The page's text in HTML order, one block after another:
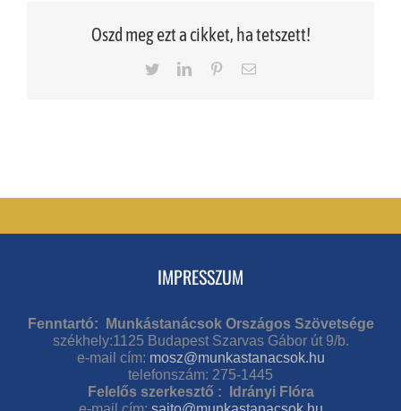
Oszd meg ezt a cikket, ha tetszett!
TwitterLinkedInPinterestEmail
IMPRESSZUM
Fenntartó: Munkástanácsok Országos Szövetsége
székhely:1125 Budapest Szarvas Gábor út 9/b.
e-mail cím: mosz@munkastanacsok.hu
telefonszám: 275-1445
Felelős szerkesztő : Idrányi Flóra